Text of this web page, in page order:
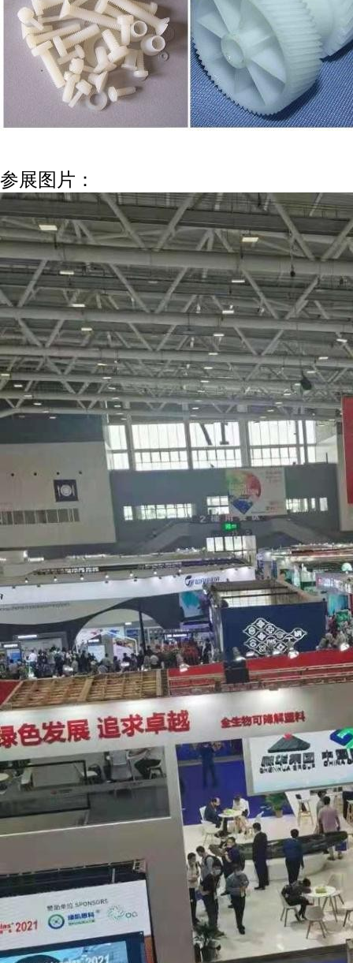
参展图片：